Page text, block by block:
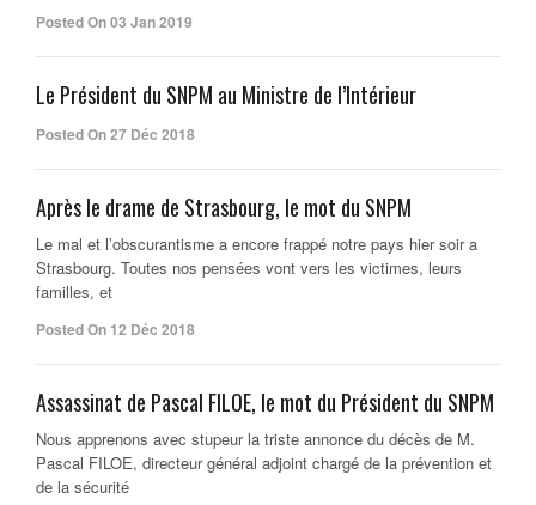
Posted On 03 Jan 2019
Le Président du SNPM au Ministre de l’Intérieur
Posted On 27 Déc 2018
Après le drame de Strasbourg, le mot du SNPM
Le mal et l’obscurantisme a encore frappé notre pays hier soir a
Strasbourg. Toutes nos pensées vont vers les victimes, leurs
familles, et
Posted On 12 Déc 2018
Assassinat de Pascal FILOE, le mot du Président du SNPM
Nous apprenons avec stupeur la triste annonce du décès de M.
Pascal FILOE, directeur général adjoint chargé de la prévention et
de la sécurité